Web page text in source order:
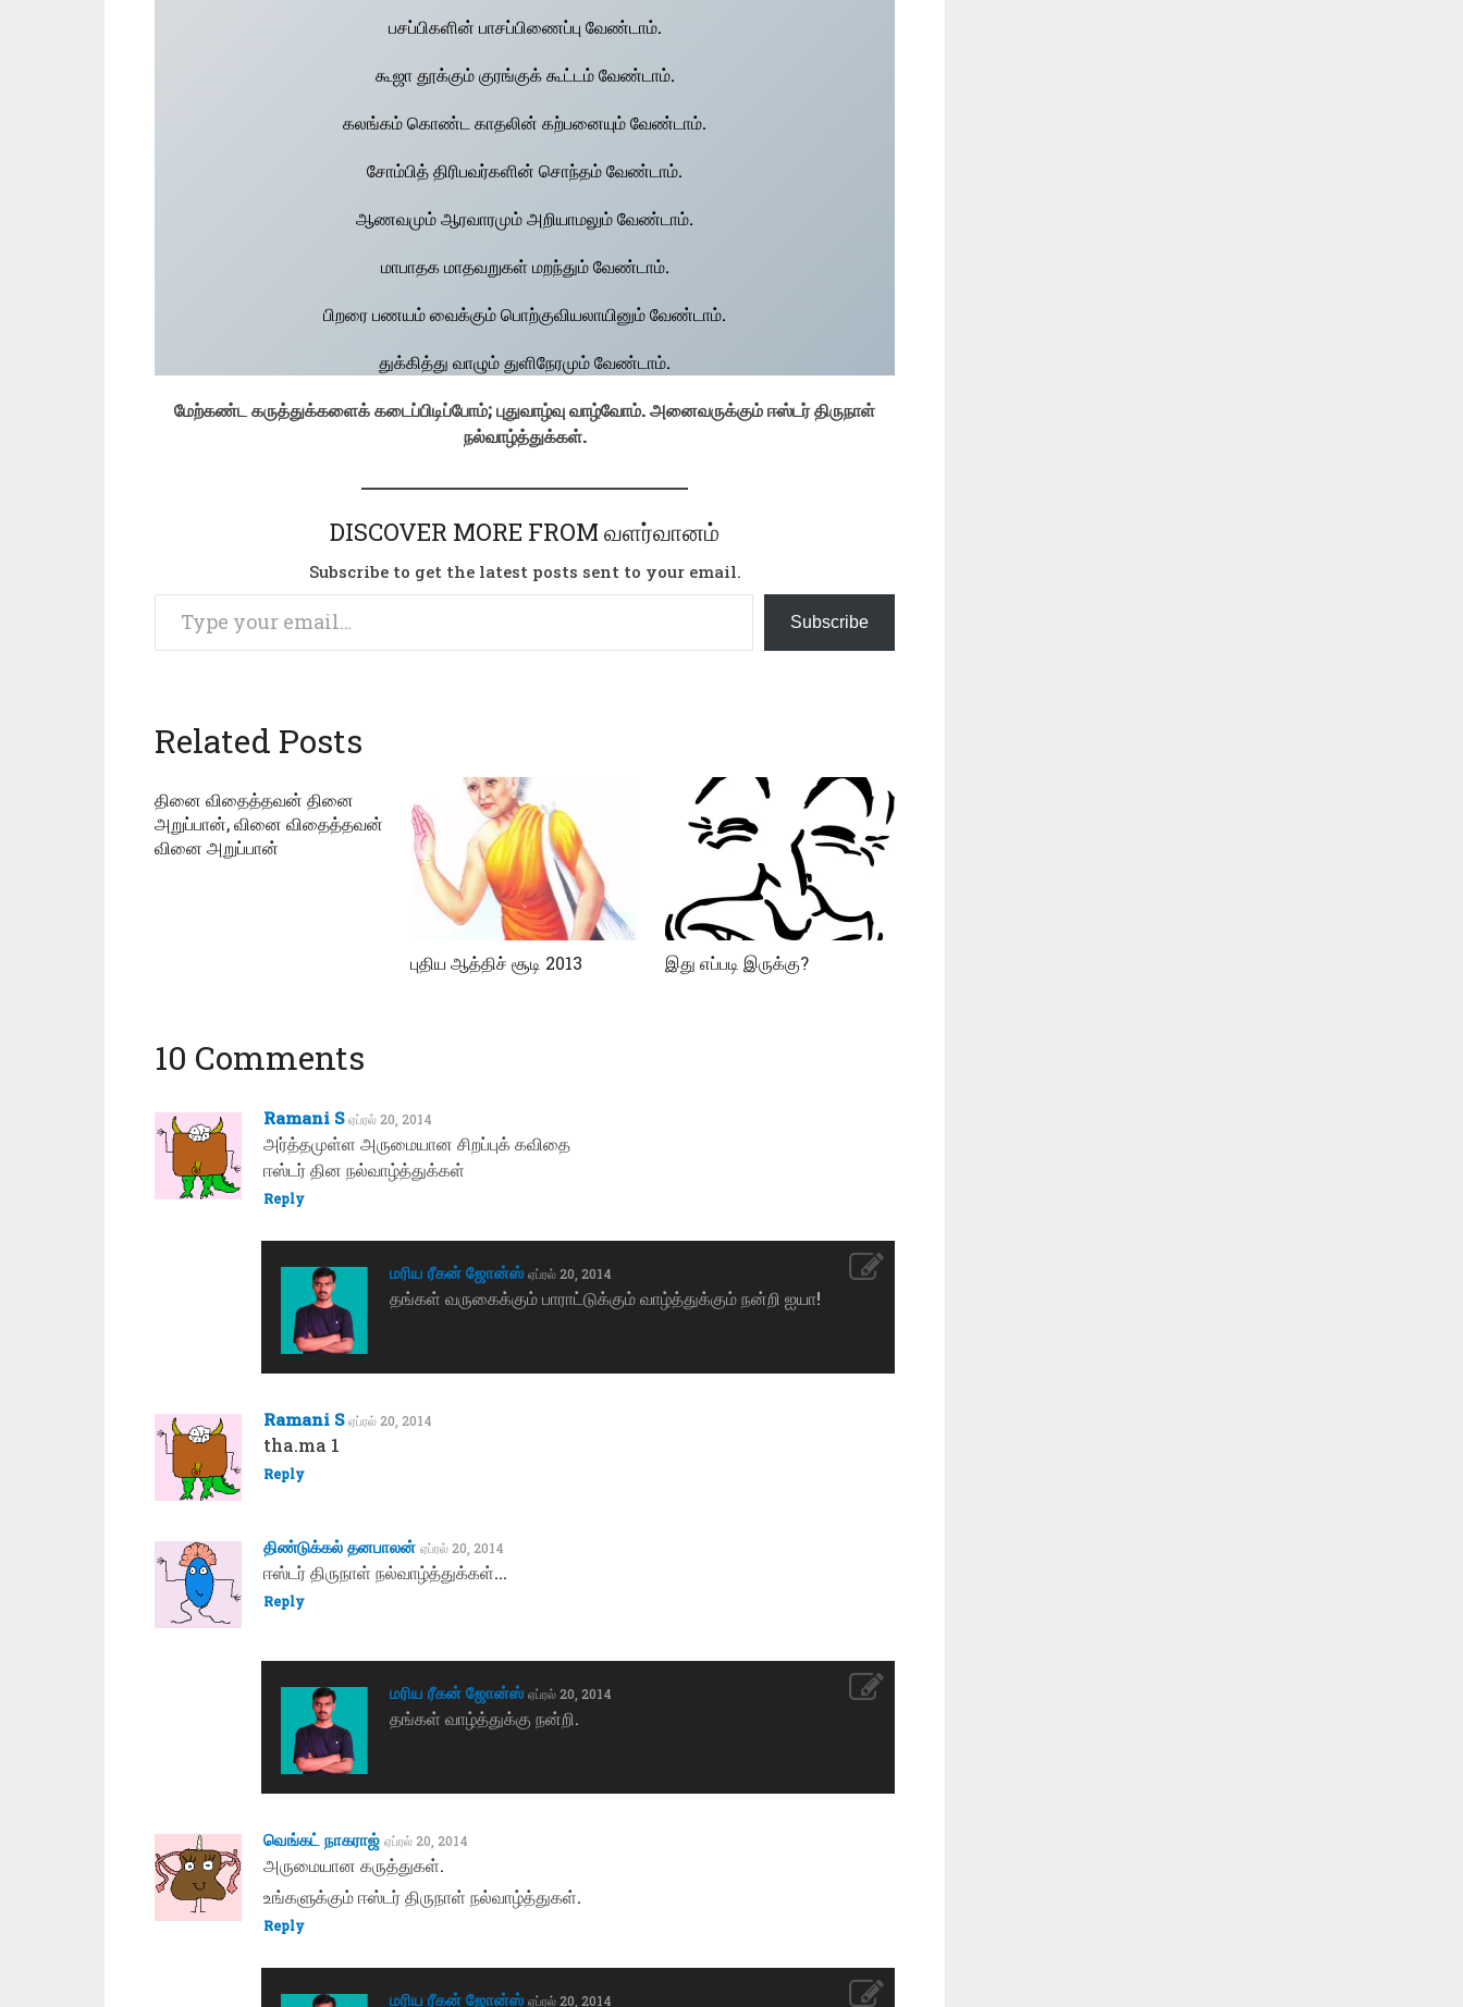
பசப்பிகளின் பாசப்பிணைப்பு வேண்டாம்.
கூஜா தூக்கும் குரங்குக் கூட்டம் வேண்டாம்.
கலங்கம் கொண்ட காதலின் கற்பனையும் வேண்டாம்.
சோம்பித் திரிபவர்களின் சொந்தம் வேண்டாம்.
ஆணவமும் ஆரவாரமும் அறியாமலும் வேண்டாம்.
மாபாதக மாதவறுகள் மறந்தும் வேண்டாம்.
பிறரை பணயம் வைக்கும் பொற்குவியலாயினும் வேண்டாம்.
துக்கித்து வாழும் துளிநேரமும் வேண்டாம்.
மேற்கண்ட கருத்துக்களைக் கடைப்பிடிப்போம்; புதுவாழ்வு வாழ்வோம். அனைவருக்கும் ஈஸ்டர் திருநாள்
நல்வாழ்த்துக்கள்.
DISCOVER MORE FROM வளர்வானம்
Subscribe to get the latest posts sent to your email.
Type your email…
Subscribe
Related Posts
தினை விதைத்தவன் தினை
அறுப்பான், வினை விதைத்தவன்
வினை அறுப்பான்
புதிய ஆத்திச் சூடி 2013 இது எப்படி இருக்கு?
10 Comments
Ramani S ஏப்ரல் 20, 2014
அர்த்தமுள்ள அருமையான சிறப்புக் கவிதை
ஈஸ்டர் தின நல்வாழ்த்துக்கள்
Reply
மரிய ரீகன் ஜோன்ஸ் ஏப்ரல் 20, 2014
தங்கள் வருகைக்கும் பாராட்டுக்கும் வாழ்த்துக்கும் நன்றி ஐயா!
Ramani S ஏப்ரல் 20, 2014
tha.ma 1
Reply
திண்டுக்கல் தனபாலன் ஏப்ரல் 20, 2014
ஈஸ்டர் திருநாள் நல்வாழ்த்துக்கள்…
Reply
மரிய ரீகன் ஜோன்ஸ் ஏப்ரல் 20, 2014
தங்கள் வாழ்த்துக்கு நன்றி.
வெங்கட் நாகராஜ் ஏப்ரல் 20, 2014
அருமையான கருத்துகள்.
உங்களுக்கும் ஈஸ்டர் திருநாள் நல்வாழ்த்துகள்.
Reply
மரிய ரீகன் ஜோன்ஸ் ஏப்ரல் 20, 2014